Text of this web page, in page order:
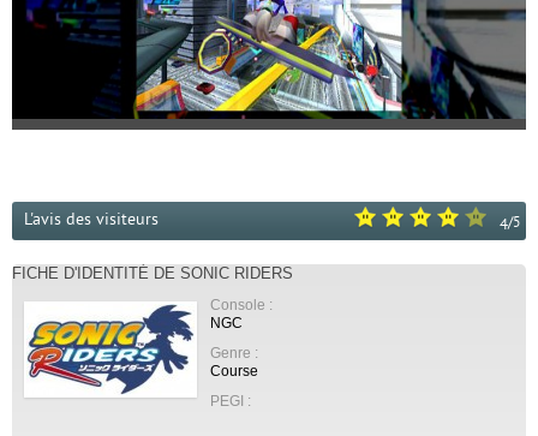
4/5
L'avis des visiteurs
FICHE D'IDENTITÉ DE SONIC RIDERS
Console :
NGC
Genre :
Course
PEGI :